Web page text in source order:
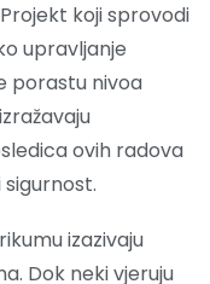
koji sprovodi
upravljanje
porastu nivoa
ovih radova
izazivaju
Dok neki vjeruju